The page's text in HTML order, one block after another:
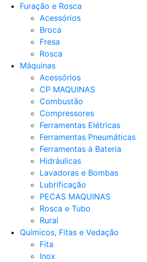
Furação e Rosca
Acessórios
Broca
Fresa
Rosca
Máquinas
Acessórios
CP MAQUINAS
Combustão
Compressores
Ferramentas Elétricas
Ferramentas Pneumáticas
Ferramentas à Bateria
Hidráulicas
Lavadoras e Bombas
Lubrificação
PECAS MAQUINAS
Rosca e Tubo
Rural
Químicos, Fitas e Vedação
Fita
Inox